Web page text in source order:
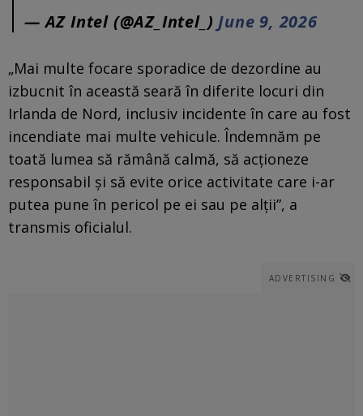
— AZ Intel (@AZ_Intel_) June 9, 2026
„Mai multe focare sporadice de dezordine au
izbucnit în această seară în diferite locuri din
Irlanda de Nord, inclusiv incidente în care au fost
incendiate mai multe vehicule. Îndemnăm pe
toată lumea să rămână calmă, să acționeze
responsabil și să evite orice activitate care i-ar
putea pune în pericol pe ei sau pe alții”, a
transmis oficialul.
ADVERTISING